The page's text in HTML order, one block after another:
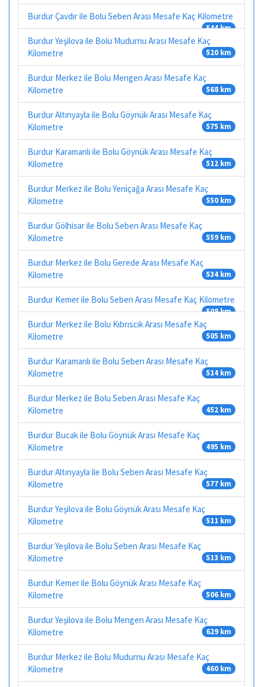
Burdur Çavdır ile Bolu Seben Arası Mesafe Kaç Kilometre
544 km
Burdur Yeşilova ile Bolu Mudurnu Arası Mesafe Kaç
Kilometre
520 km
Burdur Merkez ile Bolu Mengen Arası Mesafe Kaç
Kilometre
568 km
Burdur Altınyayla ile Bolu Göynük Arası Mesafe Kaç
Kilometre
575 km
Burdur Karamanlı ile Bolu Göynük Arası Mesafe Kaç
Kilometre
512 km
Burdur Merkez ile Bolu Yeniçağa Arası Mesafe Kaç
Kilometre
550 km
Burdur Gölhisar ile Bolu Seben Arası Mesafe Kaç
Kilometre
559 km
Burdur Merkez ile Bolu Gerede Arası Mesafe Kaç
Kilometre
534 km
Burdur Kemer ile Bolu Seben Arası Mesafe Kaç Kilometre
508 km
Burdur Merkez ile Bolu Kıbrıscık Arası Mesafe Kaç
Kilometre
505 km
Burdur Karamanlı ile Bolu Seben Arası Mesafe Kaç
Kilometre
514 km
Burdur Merkez ile Bolu Seben Arası Mesafe Kaç
Kilometre
452 km
Burdur Bucak ile Bolu Göynük Arası Mesafe Kaç
Kilometre
495 km
Burdur Altınyayla ile Bolu Seben Arası Mesafe Kaç
Kilometre
577 km
Burdur Yeşilova ile Bolu Göynük Arası Mesafe Kaç
Kilometre
511 km
Burdur Yeşilova ile Bolu Seben Arası Mesafe Kaç
Kilometre
513 km
Burdur Kemer ile Bolu Göynük Arası Mesafe Kaç
Kilometre
506 km
Burdur Yeşilova ile Bolu Mengen Arası Mesafe Kaç
Kilometre
629 km
Burdur Merkez ile Bolu Mudurnu Arası Mesafe Kaç
Kilometre
460 km